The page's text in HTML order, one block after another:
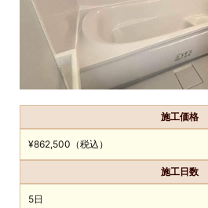
施工価格
¥862,500（税込）
施工日数
5日